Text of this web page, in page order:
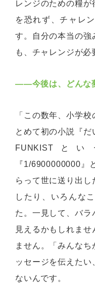
レンジのための糧
を恐れず、チャレ
す。自分の本当の強
も、チャレンジが必
――今後は、どんな
「この数年、小学
とめて初の小説『だ
FUNKISTと
『1/6900000000』
らって世に送り出
したり、いろんな
た。一見して、バラ
見えるかもしれませ
ません。「みんな
ッセージを伝えた
ないんです。